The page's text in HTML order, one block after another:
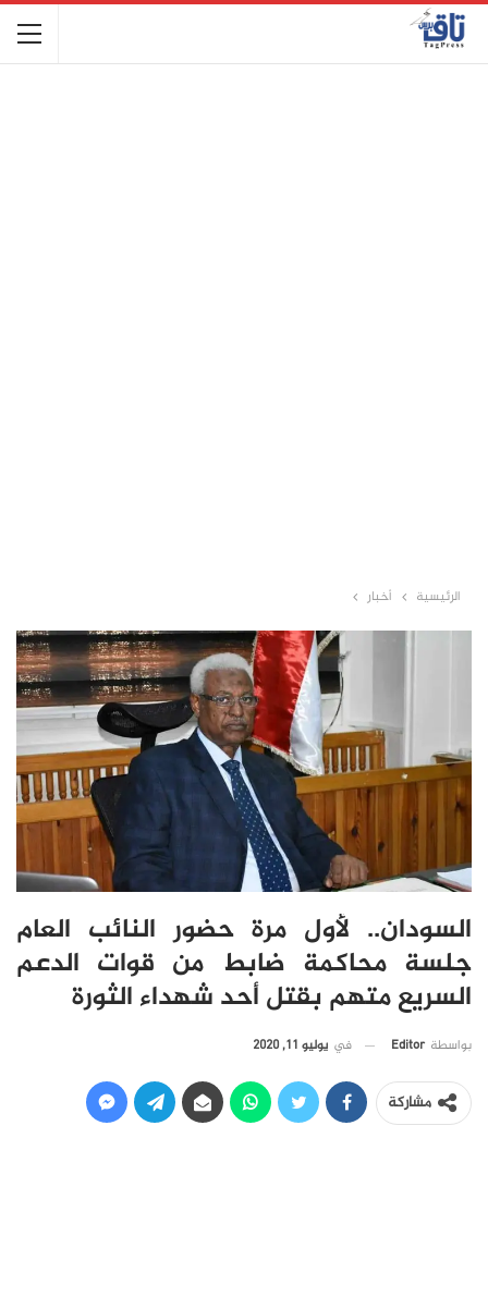
الرئيسية أخبار
السودان.. لأول مرة حضور النائب العام
جلسة محاكمة ضابط من قوات الدعم
السريع متهم بقتل أحد شهداء الثورة
بواسطة Editor في يوليو 11, 2020
مشاركة